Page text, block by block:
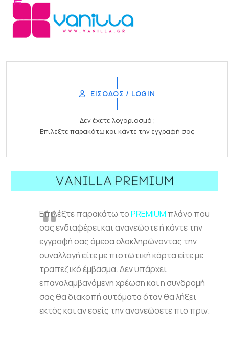
Skip
content
Open
mobile
menu
Close
mobile
menu
ΕΙΣΟΔΟΣ / LOGIN
Δεν έχετε λογαριασμό ;
Επιλέξτε παρακάτω και κάντε την εγγραφή σας
Επιλέξτε παρακάτω τοPREMIUM πλάνο που
σας ενδιαφέρει και ανανεώστε ή κάντε την
εγγραφή σας άμεσα ολοκληρώνοντας την
συναλλαγή είτε με πιστωτική κάρτα είτε με
τραπεζικό έμβασμα. Δεν υπάρχει
επαναλαμβανόμενη χρέωση και η συνδρομή
σας θα διακοπή αυτόματα όταν θα λήξει
εκτός και αν εσείς την ανανεώσετε πιο πριν.